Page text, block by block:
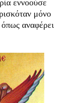
εννοούσε
μόνο
αναφέρει